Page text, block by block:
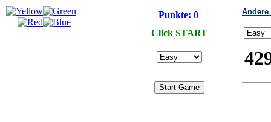
Andere
Punkte: 0
Click START